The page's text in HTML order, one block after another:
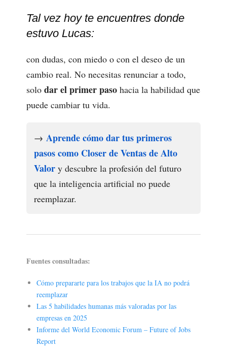
Tal vez hoy te encuentres donde
estuvo Lucas:
con dudas, con miedo o con el deseo de un
cambio real. No necesitas renunciar a todo,
solodar el primer paso hacia la habilidad que
puede cambiar tu vida.
→Aprende cómo dar tus primeros
pasos como Closer de Ventas de Alto
Valor y descubre la profesión del futuro
que la inteligencia artificial no puede
reemplazar.
Fuentes consultadas:
Cómo prepararte para los trabajos que la IA no podrá
reemplazar
Las 5 habilidades humanas más valoradas por las
empresas en 2025
Informe del World Economic Forum – Future of Jobs
Report